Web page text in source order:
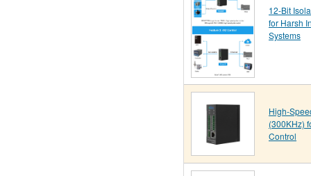
12-Bit
for Harsh
Systems
High-
(300KHz)
Control